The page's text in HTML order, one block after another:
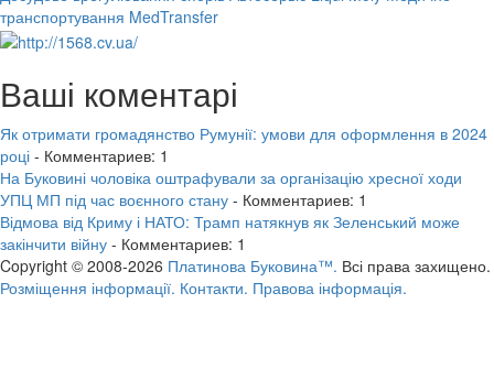
транспортування MedTransfer
Ваші коментарі
Як отримати громадянство Румунії: умови для оформлення в 2024
році - Комментариев: 1
На Буковині чоловіка оштрафували за організацію хресної ходи
УПЦ МП під час воєнного стану - Комментариев: 1
Відмова від Криму і НАТО: Трамп натякнув як Зеленський може
закінчити війну - Комментариев: 1
Copyright © 2008-2026 Платинова Буковина™. Всі права захищено.
Розміщення інформації. Контакти. Правова інформація.